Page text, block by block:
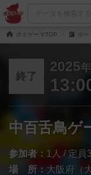
ボドゲーマTOP ボー
終了
2025年
中百舌鳥ゲ
参加者： 1人 / 定員
場 所： 大阪府（